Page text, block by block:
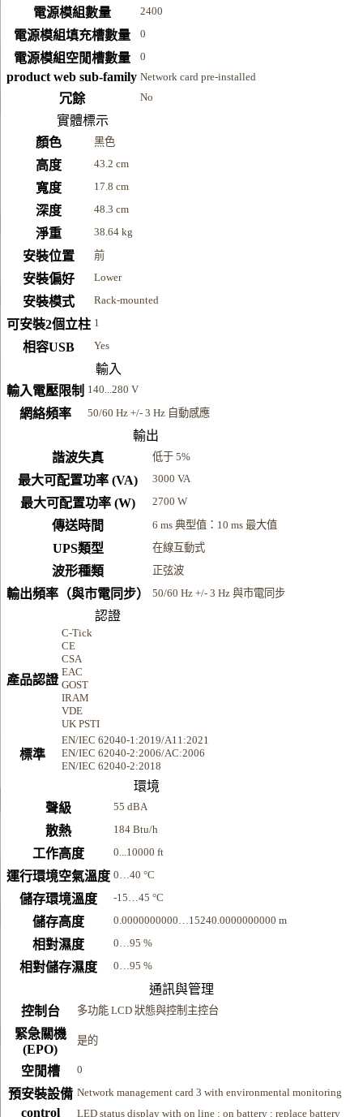
電源模組數量 2400
電源模組填充槽數量 0
電源模組空閒槽數量 0
product web sub-family Network card pre-installed
冗餘 No
實體標示
顏色
黑色
高度 43.2 cm
寬度 17.8 cm
深度 48.3 cm
淨重 38.64 kg
安裝位置 前
安裝偏好 Lower
安裝模式 Rack-mounted
可安裝2個立柱 1
相容USB Yes
輸入
輸入電壓限制 140...280 V
網絡頻率 50/60 Hz +/- 3 Hz 自動感應
輸出
諧波失真
低于 5%
最大可配置功率 (VA) 3000 VA
最大可配置功率 (W) 2700 W
傳送時間 6 ms 典型值：10 ms 最大值
UPS類型 在線互動式
波形種類 正弦波
輸出頻率（與市電同步） 50/60 Hz +/- 3 Hz 與市電同步
認證
產品認證
C-Tick
CE
CSA
EAC
GOST
IRAM
VDE
UK PSTI
標準
EN/IEC 62040-1:2019/A11:2021
EN/IEC 62040-2:2006/AC:2006
EN/IEC 62040-2:2018
環境
聲級
55 dBA
散熱 184 Btu/h
工作高度 0...10000 ft
運行環境空氣溫度 0…40 °C
儲存環境溫度 -15…45 °C
儲存高度 0.0000000000…15240.0000000000 m
相對濕度 0…95 %
相對儲存濕度 0…95 %
通訊與管理
控制台
多功能 LCD 狀態與控制主控台
緊急關機
(EPO)
是的
空閒槽 0
預安裝設備 Network management card 3 with environmental monitoring
control
LED status display with on line : on battery : replace battery